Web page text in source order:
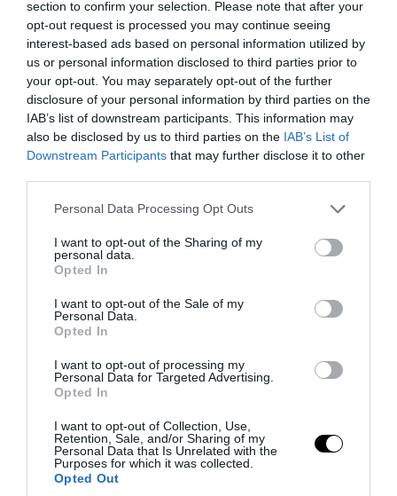
section to confirm your selection. Please note that after your
opt-out request is processed you may continue seeing
interest-based ads based on personal information utilized by
us or personal information disclosed to third parties prior to
your opt-out. You may separately opt-out of the further
disclosure of your personal information by third parties on the
IAB’s list of downstream participants. This information may
also be disclosed by us to third parties on the IAB’s List of
Downstream Participants that may further disclose it to other
Please note that this website/app uses one or more Google
not limited to your visit or usage behaviour. You may click to
grant or deny consent to Google and its third-party tags to
use your data for below specified purposes in below Google
consent section.
Personal Data Processing Opt Outs
I want to opt-out of the Sharing of my
personal data.
Opted In
I want to opt-out of the Sale of my
Personal Data.
Opted In
I want to opt-out of processing my
Personal Data for Targeted Advertising.
Opted In
I want to opt-out of Collection, Use,
Retention, Sale, and/or Sharing of my
Personal Data that Is Unrelated with the
Purposes for which it was collected.
Opted Out
07.08.2026 | 20:48
PRONEWS.GR /ΔΙΕΘΝΗΣ ΑΣΦΑΛΕΙΑ
To σχέδιο των ΗΠΑ για τον πλήρη έλεγχο
της Κούβας: Στην «αιχμή» η CIA παρά το
φιάσκο του Κόλπου των Χοίρων το 1961
07.08.2026 | 18:22